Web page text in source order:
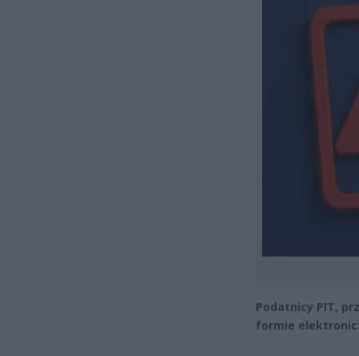
Podatnicy PIT,
formie